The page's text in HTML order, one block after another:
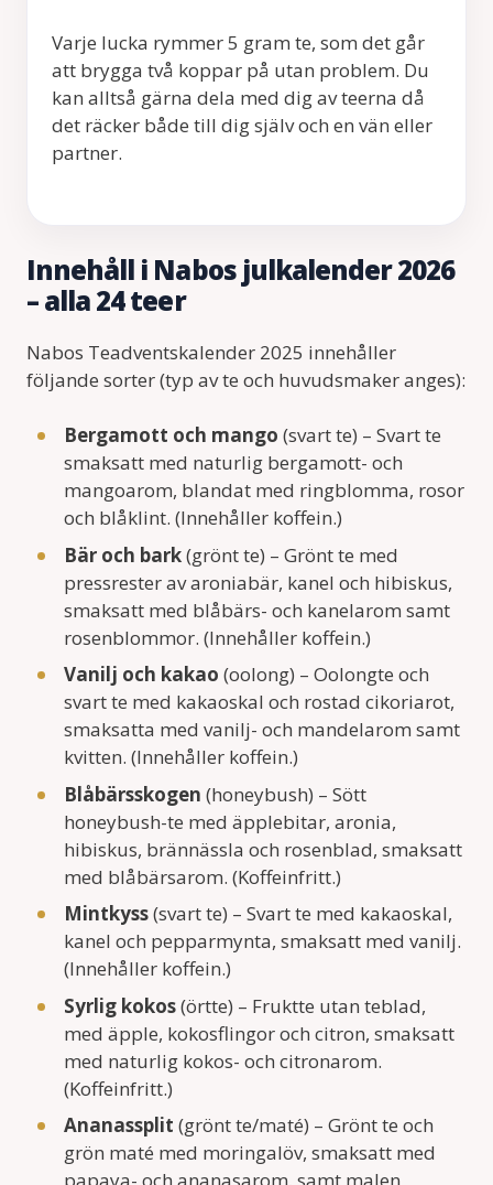
Varje lucka rymmer 5 gram te, som det går
att brygga två koppar på utan problem. Du
kan alltså gärna dela med dig av teerna då
det räcker både till dig själv och en vän eller
partner.
Innehåll i Nabos julkalender 2026
– alla 24 teer
Nabos Teadventskalender 2025 innehåller
följande sorter (typ av te och huvudsmaker anges):
Bergamott och mango (svart te) – Svart te
smaksatt med naturlig bergamott- och
mangoarom, blandat med ringblomma, rosor
och blåklint. (Innehåller koffein.)
Bär och bark(grönt te) – Grönt te med
pressrester av aroniabär, kanel och hibiskus,
smaksatt med blåbärs- och kanelarom samt
rosenblommor. (Innehåller koffein.)
Vanilj och kakao (oolong) – Oolongte och
svart te med kakaoskal och rostad cikoriarot,
smaksatta med vanilj- och mandelarom samt
kvitten. (Innehåller koffein.)
Blåbärsskogen (honeybush) – Sött
honeybush-te med äpplebitar, aronia,
hibiskus, brännässla och rosenblad, smaksatt
med blåbärsarom. (Koffeinfritt.)
Mintkyss(svart te) – Svart te med kakaoskal,
kanel och pepparmynta, smaksatt med vanilj.
(Innehåller koffein.)
Syrlig kokos(örtte) – Fruktte utan teblad,
med äpple, kokosflingor och citron, smaksatt
med naturlig kokos- och citronarom.
(Koffeinfritt.)
Ananassplit (grönt te/maté) – Grönt te och
grön maté med moringalöv, smaksatt med